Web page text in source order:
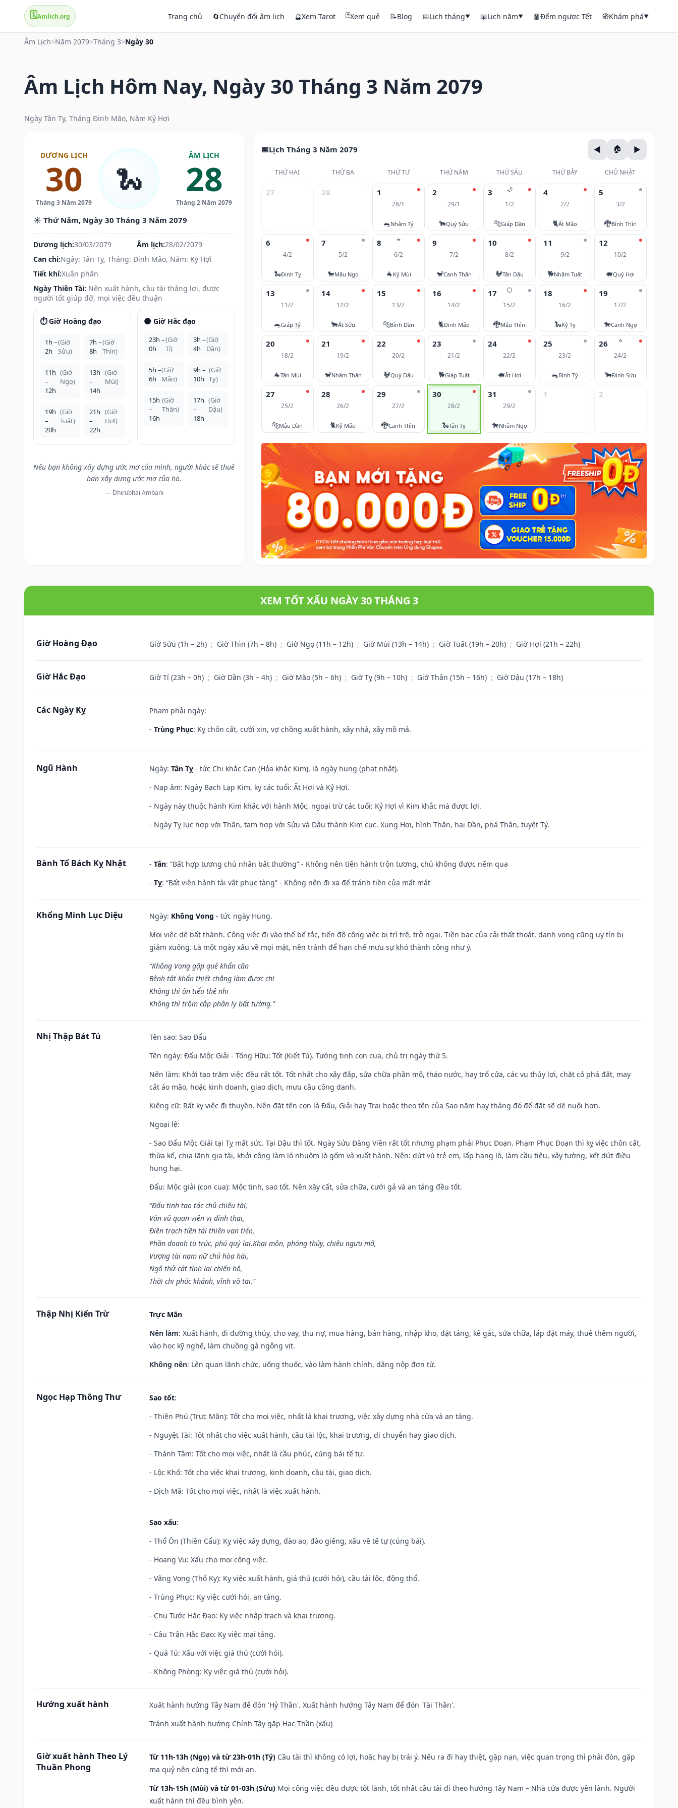
🗓️Amlich.org Trang chủ 🔄Chuyển đổi âm lịch 🔮Xem Tarot 🃏Xem quẻ 📝Blog 📅Lịch tháng▼ 📖Lịch năm▼ 🧧Đếm ngược Tết 🧭Khám phá▼
Âm Lịch>Năm 2079>Tháng 3>Ngày 30
Âm Lịch Hôm Nay, Ngày 30 Tháng 3 Năm 2079
Ngày Tân Tỵ, Tháng Đinh Mão, Năm Kỷ Hợi
DƯƠNG LỊCH
30
Tháng 3 Năm 2079
🐍
ÂM LỊCH
28
Tháng 2 Năm 2079
☀️ Thứ Năm, Ngày 30 Tháng 3 Năm 2079
Dương lịch:30/03/2079 Âm lịch:28/02/2079
Can chi:Ngày: Tân Tỵ, Tháng: Đinh Mão, Năm: Kỷ Hợi
Tiết khí:Xuân phân
Ngày Thiên Tài: Nên xuất hành, cầu tài thắng lợi, được
người tốt giúp đỡ, mọi việc đều thuận
⏱️ Giờ Hoàng đạo
1h –
2h
(Giờ
Sửu)
7h –
8h
(Giờ
Thìn)
11h
–
12h
(Giờ
Ngọ)
13h
–
14h
(Giờ
Mùi)
19h
–
20h
(Giờ
Tuất)
21h
–
22h
(Giờ
Hợi)
🌑 Giờ Hắc đạo
23h –
0h
(Giờ
Tí)
3h –
4h
(Giờ
Dần)
5h –
6h
(Giờ
Mão)
9h –
10h
(Giờ
Tỵ)
15h
–
16h
(Giờ
Thân)
17h
–
18h
(Giờ
Dậu)
Nếu bạn không xây dựng ước mơ của mình, người khác sẽ thuê
bạn xây dựng ước mơ của họ.
— Dhirubhai Ambani
Lịch Tháng 3 Năm 2079
THỨ HAI THỨ BA THỨ TƯ THỨ NĂM THỨ SÁU THỨ BẢY CHỦ NHẬT
27 28 1
28/1
🐀Nhâm Tý
2
29/1
🐂Quý Sửu
🌙
3
1/2
🐅Giáp Dần
4
2/2
🐈Ất Mão
5
3/2
🐉Bính Thìn
6
4/2
🐍Đinh Tỵ
7
5/2
🐎Mậu Ngọ
⭐
8
6/2
🐐 Kỷ Mùi
9
7/2
🐒Canh Thân
10
8/2
🐓Tân Dậu
11
9/2
🐕Nhâm Tuất
12
10/2
🐖Quý Hợi
13
11/2
🐀Giáp Tý
14
12/2
🐂Ất Sửu
15
13/2
🐅Bính Dần
16
14/2
🐈Đinh Mão
🌕
17
15/2
🐉Mậu Thìn
18
16/2
🐍Kỷ Tỵ
19
17/2
🐎Canh Ngọ
20
18/2
🐐Tân Mùi
21
19/2
🐒Nhâm Thân
22
20/2
🐓Quý Dậu
23
21/2
🐕Giáp Tuất
24
22/2
🐖Ất Hợi
25
23/2
🐀Bính Tý
⭐
26
24/2
🐂Đinh Sửu
27
25/2
🐅Mậu Dần
28
26/2
🐈Kỷ Mão
29
27/2
🐉Canh Thìn
30
28/2
🐍Tân Tỵ
31
29/2
🐎Nhâm Ngọ
1 2
XEM TỐT XẤU NGÀY 30 THÁNG 3
Giờ Hoàng Đạo Giờ Sửu (1h – 2h) ; Giờ Thìn (7h – 8h) ; Giờ Ngọ (11h – 12h) ; Giờ Mùi (13h – 14h) ; Giờ Tuất (19h – 20h) ; Giờ Hợi (21h – 22h)
Giờ Hắc Đạo Giờ Tí (23h – 0h) ; Giờ Dần (3h – 4h) ; Giờ Mão (5h – 6h) ; Giờ Tỵ (9h – 10h) ; Giờ Thân (15h – 16h) ; Giờ Dậu (17h – 18h)
Các Ngày Kỵ
Phạm phải ngày:
- Trùng Phục: Kỵ chôn cất, cưới xin, vợ chồng xuất hành, xây nhà, xây mồ mả.
Ngũ Hành Ngày: Tân Tỵ - tức Chi khắc Can (Hỏa khắc Kim), là ngày hung (phạt nhật).
- Nạp âm: Ngày Bạch Lạp Kim, kỵ các tuổi: Ất Hợi và Kỷ Hợi.
- Ngày này thuộc hành Kim khắc với hành Mộc, ngoại trừ các tuổi: Kỷ Hợi vì Kim khắc mà được lợi.
- Ngày Tỵ lục hợp với Thân, tam hợp với Sửu và Dậu thành Kim cục. Xung Hợi, hình Thân, hại Dần, phá Thân, tuyệt Tý.
Bành Tổ Bách Kỵ Nhật - Tân: “Bất hợp tương chủ nhân bất thường” - Không nên tiến hành trộn tương, chủ không được nếm qua
- Tỵ: “Bất viễn hành tài vật phục tàng” - Không nên đi xa để tránh tiền của mất mát
Khổng Minh Lục Diệu Ngày: Không Vong - tức ngày Hung.
Mọi việc dễ bất thành. Công việc đi vào thế bế tắc, tiến độ công việc bị trì trệ, trở ngại. Tiền bạc của cải thất thoát, danh vọng cũng uy tín bị
giảm xuống. Là một ngày xấu về mọi mặt, nên tránh để hạn chế mưu sự khó thành công như ý.
“Không Vong gặp quẻ khẩn cần
Bệnh tật khẩn thiết chẳng làm được chi
Không thì ôn tiểu thê nhi
Không thì trộm cắp phân ly bất tường.”
Nhị Thập Bát Tú Tên sao: Sao Đẩu
Tên ngày: Đẩu Mộc Giải - Tống Hữu: Tốt (Kiết Tú). Tướng tinh con cua, chủ trị ngày thứ 5.
Nên làm: Khởi tạo trăm việc đều rất tốt. Tốt nhất cho xây đắp, sửa chữa phần mộ, tháo nước, hay trổ cửa, các vụ thủy lợi, chặt cỏ phá đất, may
cắt áo mão, hoặc kinh doanh, giao dịch, mưu cầu công danh.
Kiêng cữ: Rất kỵ việc đi thuyền. Nên đặt tên con là Đẩu, Giải hay Trại hoặc theo tên của Sao năm hay tháng đó để đặt sẽ dễ nuôi hơn.
Ngoại lệ:
- Sao Đẩu Mộc Giải tại Tỵ mất sức. Tại Dậu thì tốt. Ngày Sửu Đăng Viên rất tốt nhưng phạm phải Phục Đoạn. Phạm Phục Đoạn thì kỵ việc chôn cất,
thừa kế, chia lãnh gia tài, khởi công làm lò nhuộm lò gốm và xuất hành. Nên: dứt vú trẻ em, lấp hang lỗ, làm cầu tiêu, xây tường, kết dứt điều
hung hại.
Đẩu: Mộc giải (con cua): Mộc tinh, sao tốt. Nên xây cất, sửa chữa, cưới gả và an táng đều tốt.
“Đẩu tinh tạo tác chủ chiêu tài,
Văn vũ quan viên vị đỉnh thai,
Điền trạch tiền tài thiên vạn tiến,
Phần doanh tu trúc, phú quý lai.Khai môn, phóng thủy, chiêu ngưu mã,
Vượng tài nam nữ chủ hòa hài,
Ngộ thử cát tinh lai chiến hộ,
Thời chi phúc khánh, vĩnh vô tai.”
Thập Nhị Kiến Trừ
Trực Mãn
Nên làm: Xuất hành, đi đường thủy, cho vay, thu nợ, mua hàng, bán hàng, nhập kho, đặt táng, kê gác, sửa chữa, lắp đặt máy, thuê thêm người,
vào học kỹ nghệ, làm chuồng gà ngỗng vịt.
Không nên: Lên quan lãnh chức, uống thuốc, vào làm hành chính, dâng nộp đơn từ.
Ngọc Hạp Thông Thư Sao tốt:
- Thiên Phú (Trực Mãn): Tốt cho mọi việc, nhất là khai trương, việc xây dựng nhà cửa và an táng.
- Nguyệt Tài: Tốt nhất cho việc xuất hành, cầu tài lộc, khai trương, di chuyển hay giao dịch.
- Thánh Tâm: Tốt cho mọi việc, nhất là cầu phúc, cúng bái tế tự.
- Lộc Khố: Tốt cho việc khai trương, kinh doanh, cầu tài, giao dịch.
- Dịch Mã: Tốt cho mọi việc, nhất là việc xuất hành.
Sao xấu:
- Thổ Ôn (Thiên Cẩu): Kỵ việc xây dựng, đào ao, đào giếng, xấu về tế tự (cúng bái).
- Hoang Vu: Xấu cho mọi công việc.
- Vãng Vong (Thổ Kỵ): Kỵ việc xuất hành, giá thú (cưới hỏi), cầu tài lộc, động thổ.
- Trùng Phục: Kỵ việc cưới hỏi, an táng.
- Chu Tước Hắc Đạo: Kỵ việc nhập trạch và khai trương.
- Câu Trận Hắc Đạo: Kỵ việc mai táng.
- Quả Tú: Xấu với việc giá thú (cưới hỏi).
- Không Phòng: Kỵ việc giá thú (cưới hỏi).
Hướng xuất hành
Xuất hành hướng Tây Nam để đón 'Hỷ Thần'. Xuất hành hướng Tây Nam để đón 'Tài Thần'.
Tránh xuất hành hướng Chính Tây gặp Hạc Thần (xấu)
Giờ xuất hành Theo Lý
Thuần Phong
Từ 11h-13h (Ngọ) và từ 23h-01h (Tý) Cầu tài thì không có lợi, hoặc hay bị trái ý. Nếu ra đi hay thiệt, gặp nạn, việc quan trọng thì phải đòn, gặp
ma quỷ nên cúng tế thì mới an.
Từ 13h-15h (Mùi) và từ 01-03h (Sửu) Mọi công việc đều được tốt lành, tốt nhất cầu tài đi theo hướng Tây Nam – Nhà cửa được yên lành. Người
xuất hành thì đều bình yên.